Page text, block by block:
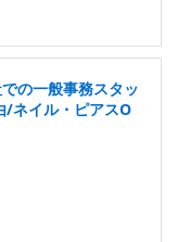
の一般事務スタッ
/ネイル・ピアスO